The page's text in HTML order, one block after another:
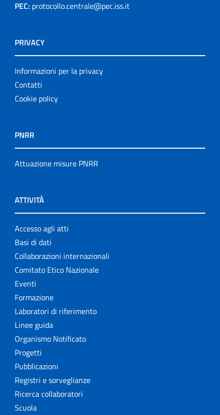
PEC: protocollo.centrale@pec.iss.it
PRIVACY
Informazioni per la privacy
Contatti
Cookie policy
PNRR
Attuazione misure PNRR
ATTIVITÀ
Accesso agli atti
Basi di dati
Collaborazioni internazionali
Comitato Etico Nazionale
Eventi
Formazione
Laboratori di riferimento
Linee guida
Organismo Notificato
Progetti
Pubblicazioni
Registri e sorveglianze
Ricerca collaboratori
Scuola